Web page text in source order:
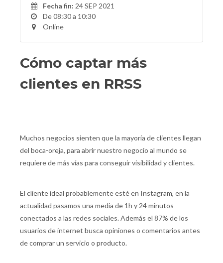
Fecha fin: 24 SEP 2021
De 08:30 a 10:30
Online
Cómo captar más
clientes en RRSS
Muchos negocios sienten que la mayoría de clientes llegan
del boca-oreja, para abrir nuestro negocio al mundo se
requiere de más vías para conseguir visibilidad y clientes.
El cliente ideal probablemente esté en Instagram, en la
actualidad pasamos una media de 1h y 24 minutos
conectados a las redes sociales. Además el 87% de los
usuarios de internet busca opiniones o comentarios antes
de comprar un servicio o producto.